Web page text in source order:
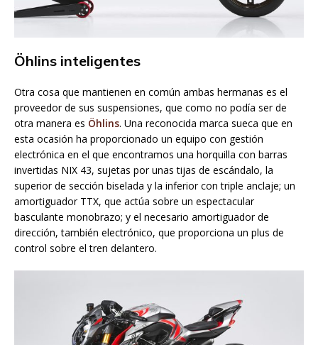
Öhlins inteligentes
Otra cosa que mantienen en común ambas hermanas es el
proveedor de sus suspensiones, que como no podía ser de
otra manera es Öhlins. Una reconocida marca sueca que en
esta ocasión ha proporcionado un equipo con gestión
electrónica en el que encontramos una horquilla con barras
invertidas NIX 43, sujetas por unas tijas de escándalo, la
superior de sección biselada y la inferior con triple anclaje; un
amortiguador TTX, que actúa sobre un espectacular
basculante monobrazo; y el necesario amortiguador de
dirección, también electrónico, que proporciona un plus de
control sobre el tren delantero.